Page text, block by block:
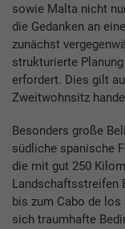
sowie Malta nicht
die Gedanken an
zunächst
strukturierte
erfordert. Dies gilt
Zweitwohnsitz
Besonders große
südliche spanische
die mit gut 250
Landschaftsstreifen
bis zum Cabo de
sich traumhafte